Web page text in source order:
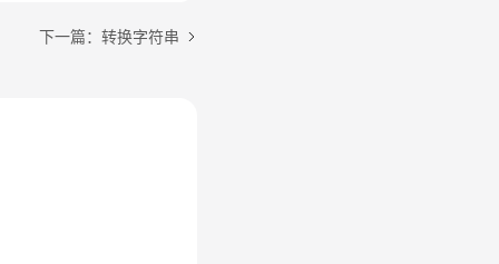
下一篇：转换字符串